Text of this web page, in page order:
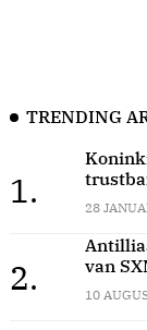
TRENDING
1. 28
2.
van
10